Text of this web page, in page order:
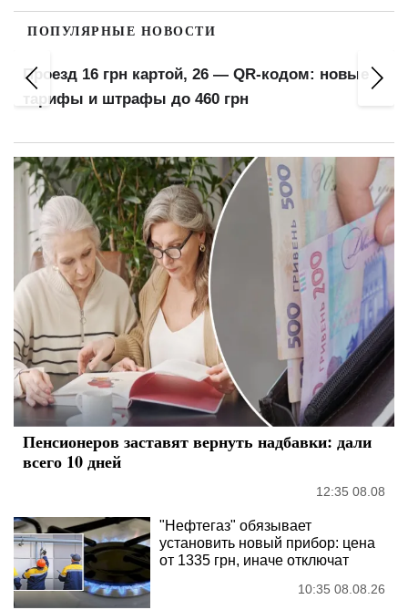
ПОПУЛЯРНЫЕ НОВОСТИ
ГПСУ советует избегать четверга-пятницы и
выходных
Пенсионеров заставят вернуть надбавки: дали
всего 10 дней
12:35 08.08
"Нефтегаз" обязывает
установить новый прибор: цена
от 1335 грн, иначе отключат
10:35 08.08.26